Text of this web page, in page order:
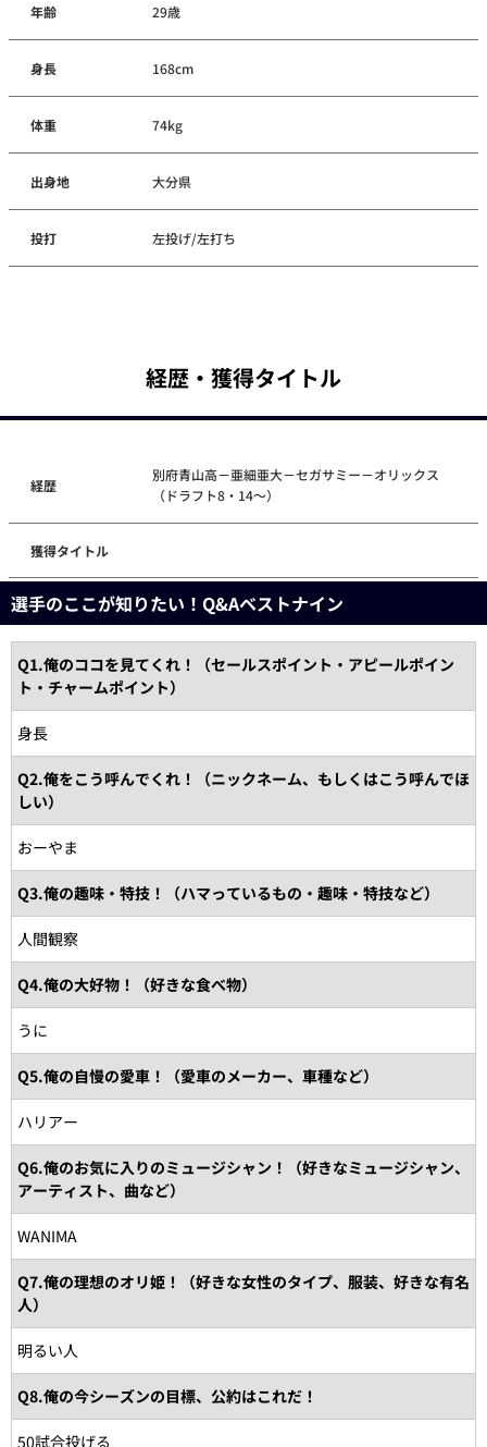
年齢 29歳
身長 168cm
体重 74kg
出身地 大分県
投打 左投げ/左打ち
経歴・獲得タイトル
経歴
別府青山高－亜細亜大－セガサミー－オリックス
（ドラフト8・14～）
獲得タイトル
選手のここが知りたい！Q&Aベストナイン
Q1.俺のココを見てくれ！（セールスポイント・アピールポイン
ト・チャームポイント）
身長
Q2.俺をこう呼んでくれ！（ニックネーム、もしくはこう呼んでほ
しい）
おーやま
Q3.俺の趣味・特技！（ハマっているもの・趣味・特技など）
人間観察
Q4.俺の大好物！（好きな食べ物）
うに
Q5.俺の自慢の愛車！（愛車のメーカー、車種など）
ハリアー
Q6.俺のお気に入りのミュージシャン！（好きなミュージシャン、
アーティスト、曲など）
WANIMA
Q7.俺の理想のオリ姫！（好きな女性のタイプ、服装、好きな有名
人）
明るい人
Q8.俺の今シーズンの目標、公約はこれだ！
50試合投げる